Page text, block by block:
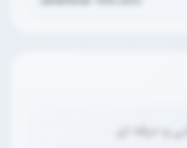
و حرفه ای